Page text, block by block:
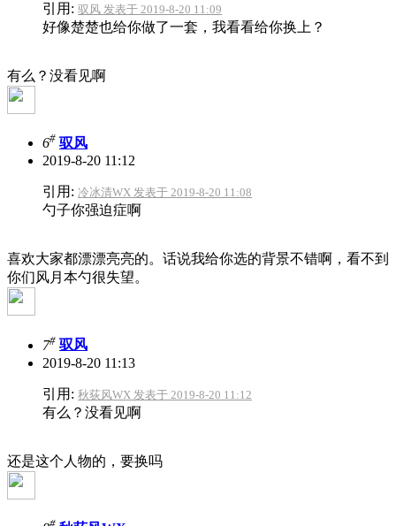
引用: 驭风 发表于 2019-8-20 11:09
好像楚楚也给你做了一套，我看看给你换上？
有么？没看见啊
6# 驭风
2019-8-20 11:12
引用: 冷冰清WX 发表于 2019-8-20 11:08
勺子你强迫症啊
喜欢大家都漂漂亮亮的。话说我给你选的背景不错啊，看不到
你们风月本勺很失望。
7# 驭风
2019-8-20 11:13
引用: 秋荻风WX 发表于 2019-8-20 11:12
有么？没看见啊
还是这个人物的，要换吗